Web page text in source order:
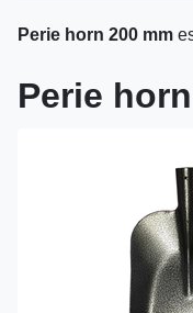
Perie horn 200 mm
Perie